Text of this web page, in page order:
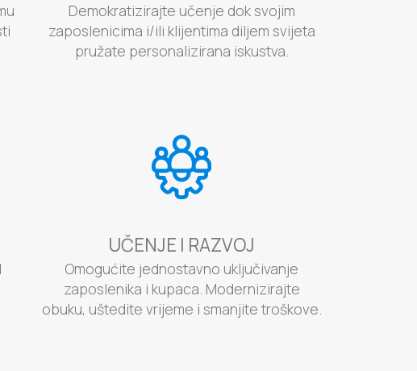
Demokratizirajte učenje dok svojim
zaposlenicima i/ili klijentima diljem svijeta
pružate personalizirana iskustva.
UČENJE I RAZVOJ
Omogućite jednostavno uključivanje
zaposlenika i kupaca. Modernizirajte
obuku, uštedite vrijeme i smanjite troškove.